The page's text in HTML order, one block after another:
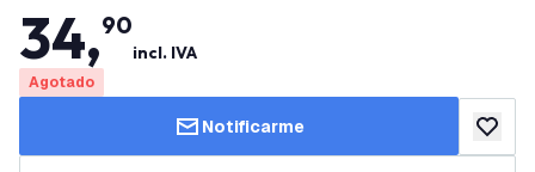
34,90
incl. IVA
Agotado
Notificarme añadir